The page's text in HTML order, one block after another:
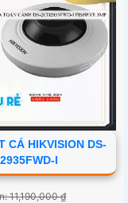
CÁ HIKVISION DS-
I
11,190,000 ₫